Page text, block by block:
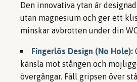
Den innovativa ytan är
utan magnesium och ger ett
minskar avbrotten under din
Fingerlös Design (No Hole):
känsla mot stången och
övergångar. Fäll gripsen över